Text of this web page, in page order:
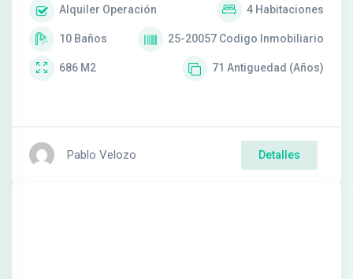
Alquiler Operación 4 Habitaciones
10 Baños 25-20057 Codigo Inmobiliario
686 M2 71 Antiguedad (Años)
Pablo Velozo Detalles